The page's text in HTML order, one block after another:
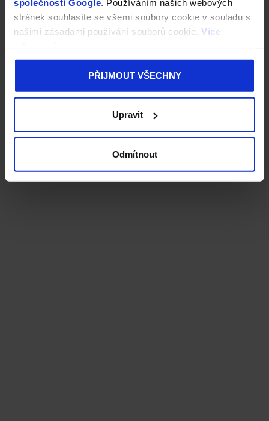
společnosti Google. Používáním našich webových
stránek souhlasíte se všemi soubory cookie v souladu s
našimi zásadami používání souborů cookie. Více
PŘIJMOUT VŠECHNY
Upravit
Odmítnout